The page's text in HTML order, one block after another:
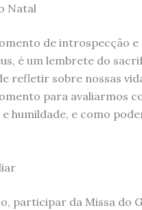
Natal
de introspecção
é um lembrete do
refletir sobre nossas
para avaliarmos
humildade, e como
participar da Missa do